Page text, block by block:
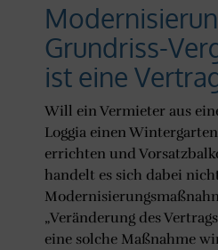
Grundriss-
ist eine
Will ein Vermieter aus
Loggia einen
errichten und
handelt es sich dabei
„Veränderung des
eine solche Maßnahme